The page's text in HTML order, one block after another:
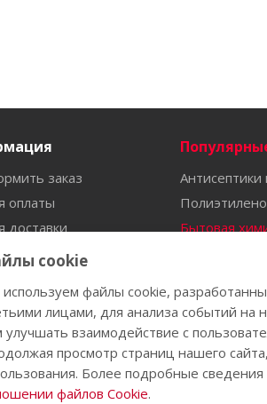
заказ
оплаты
доставки
на товар
Бытовая
Бахилы
офертой.
cookie
файлы cookie,
лицами, для анализа событий на
улучшать взаимодействие с
просмотр страниц нашего
Более подробные
файлов Cookie.